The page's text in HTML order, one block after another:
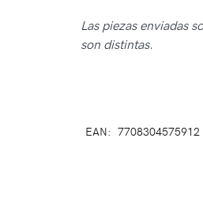
Las piezas enviadas
son distintas.
EAN: 7708304575912